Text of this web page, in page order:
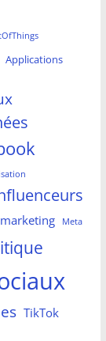
Applications
marketing Meta
TikTok